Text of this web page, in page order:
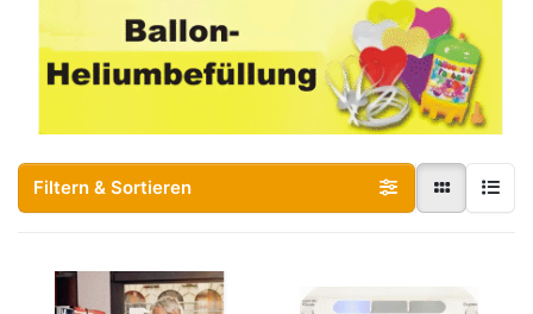
Filtern & Sortieren